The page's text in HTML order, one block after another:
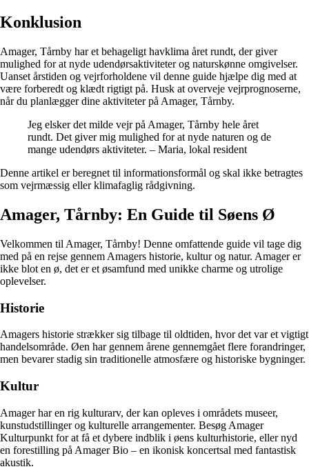
Konklusion
Amager, Tårnby har et behageligt havklima året rundt, der giver
mulighed for at nyde udendørsaktiviteter og naturskønne omgivelser.
Uanset årstiden og vejrforholdene vil denne guide hjælpe dig med at
være forberedt og klædt rigtigt på. Husk at overveje vejrprognoserne,
når du planlægger dine aktiviteter på Amager, Tårnby.
Jeg elsker det milde vejr på Amager, Tårnby hele året
rundt. Det giver mig mulighed for at nyde naturen og de
mange udendørs aktiviteter. – Maria, lokal resident
Denne artikel er beregnet til informationsformål og skal ikke betragtes
som vejrmæssig eller klimafaglig rådgivning.
Amager, Tårnby: En Guide til Søens Ø
Velkommen til Amager, Tårnby! Denne omfattende guide vil tage dig
med på en rejse gennem Amagers historie, kultur og natur. Amager er
ikke blot en ø, det er et øsamfund med unikke charme og utrolige
oplevelser.
Historie
Amagers historie strækker sig tilbage til oldtiden, hvor det var et vigtigt
handelsområde. Øen har gennem årene gennemgået flere forandringer,
men bevarer stadig sin traditionelle atmosfære og historiske bygninger.
Kultur
Amager har en rig kulturarv, der kan opleves i områdets museer,
kunstudstillinger og kulturelle arrangementer. Besøg Amager
Kulturpunkt for at få et dybere indblik i øens kulturhistorie, eller nyd
en forestilling på Amager Bio – en ikonisk koncertsal med fantastisk
akustik.